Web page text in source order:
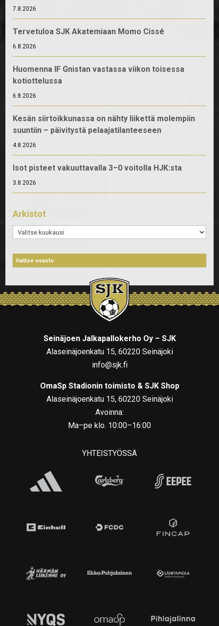
7.8.2026
Tervetuloa SJK Akatemiaan Momo Cissé
6.8.2026
Huomenna IF Gnistan vastassa viikon toisessa
kotiottelussa
6.8.2026
Kesän siirtoikkunassa on nähty liikettä molempiin
suuntiin – päivitystä pelaajatilanteeseen
4.8.2026
Isot pisteet vakuuttavalla 3–0 voitolla HJK:sta
3.8.2026
Arkistot
Arkistot
Seinäjoen Jalkapallokerho Oy – SJK
Alaseinäjoenkatu 15, 60220 Seinäjoki
info@sjk.fi
OmaSp Stadionin toimisto & SJK Shop
Alaseinäjoenkatu 15, 60220 Seinäjoki
Avoinna:
Ma–pe klo. 10:00–16:00
YHTEISTYÖSSÄ